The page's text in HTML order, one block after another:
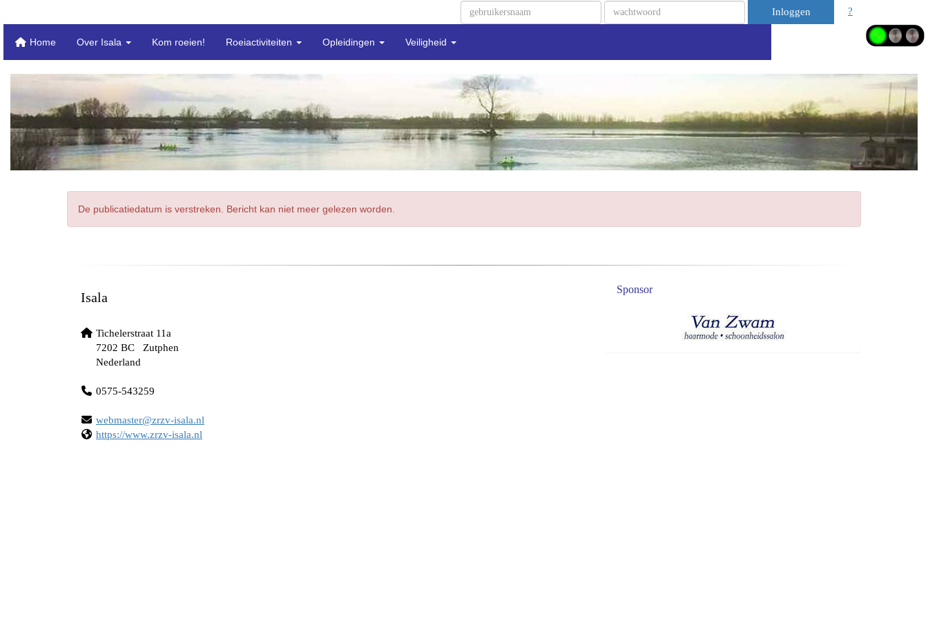
Inloggen ?
Home Over Isala Kom roeien! Roeiactiviteiten Opleidingen Veiligheid
De publicatiedatum is verstreken. Bericht kan niet meer gelezen worden.
Isala
Tichelerstraat 11a
7202 BC Zutphen
Nederland
0575-543259
retsambew@zrzv-isala.nl
https://www.zrzv-isala.nl
Sponsor